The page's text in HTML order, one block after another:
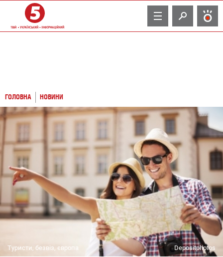
TV
ГОЛОВНА НОВИНИ
Туристи, безвіз, європа Depositphotos